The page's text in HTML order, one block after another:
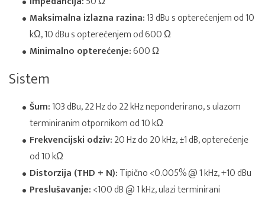
Maksimalna izlazna razina:13 dBu s opterećenjem od 10
kΩ, 10 dBu s opterećenjem od 600 Ω
Minimalno opterećenje:600 Ω
Sistem
Šum:103 dBu, 22 Hz do 22 kHz neponderirano, s ulazom
terminiranim otpornikom od 10 kΩ
Frekvencijski odziv:20 Hz do 20 kHz, ±1 dB, opterećenje
od 10 kΩ
Distorzija (THD + N):Tipično <0.005% @ 1 kHz, +10 dBu
Preslušavanje:<100 dB @ 1 kHz, ulazi terminirani